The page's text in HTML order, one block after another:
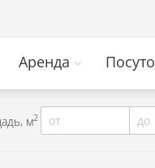
Аренда
м2 от до